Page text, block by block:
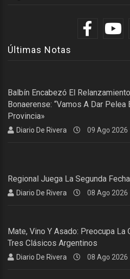
Últimas Notas
Balbín Encabezó El
Bonaerense: “Vamos A Dar Pelea
Provincia»
Diario De Rivera 09 Ago 2026
Regional Juega La Segunda
Diario De Rivera 08 Ago 2026
Mate, Vino Y Asado: Preocupa La
Tres Clásicos Argentinos
Diario De Rivera 08 Ago 2026